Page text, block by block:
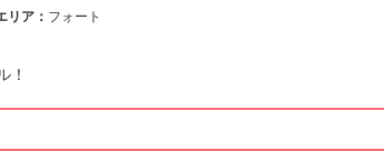
リア： フォート
！